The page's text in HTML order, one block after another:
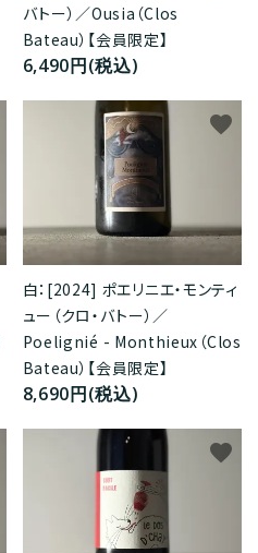
バトー）／Ousia（Clos
Bateau）【会員限定】
6,490円(税込)
白：[2024] ポエリニエ・モンティ
ュー（クロ・バトー）／
Poelignié - Monthieux（Clos
Bateau）【会員限定】
8,690円(税込)
favorite
favorite